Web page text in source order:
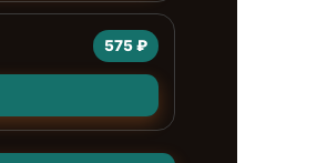
575 ₽